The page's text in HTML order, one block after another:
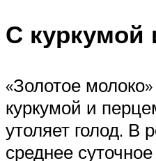
С куркумой
«Золотое
куркумой и
утоляет голод. В
среднее